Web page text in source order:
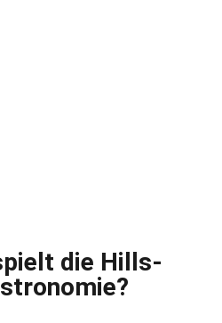
die Hills-